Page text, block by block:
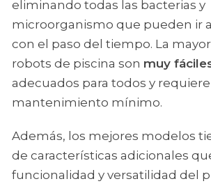
eliminando todas las bacterias y
microorganismo que pueden ir
con el paso del tiempo. La
robots de piscina son muy
adecuados para todos y
mantenimiento mínimo.
Además, los mejores modelos
de características adicionales
funcionalidad y versatilidad del